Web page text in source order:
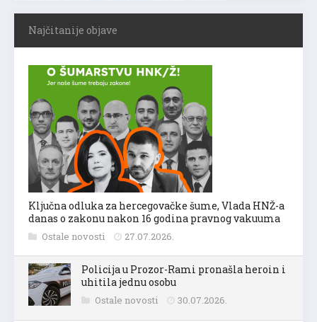
Najčitanije objave
Ključna odluka za hercegovačke šume, Vlada HNŽ-a
danas o zakonu nakon 16 godina pravnog vakuuma
Ostale novosti 27.07.2026.
Policija u Prozor-Rami pronašla heroin i
uhitila jednu osobu
Ostale novosti 30.07.2026.